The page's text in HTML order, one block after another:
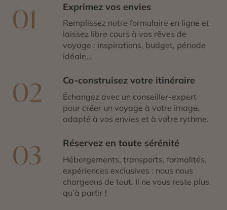
01 Exprimez vos envies
Remplissez notre formulaire en ligne et
laissez libre cours à vos rêves de
voyage : inspirations, budget, période
idéale…
02 Co-construisez votre itinéraire
Échangez avec un conseiller-expert
pour créer un voyage à votre image,
adapté à vos envies et à votre rythme.
03 Réservez en toute sérénité
Hébergements, transports, formalités,
expériences exclusives : nous nous
chargeons de tout. Il ne vous reste plus
qu’à partir !